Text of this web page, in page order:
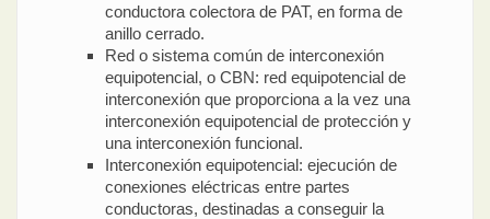
conductora colectora de PAT, en forma de
anillo cerrado.
Red o sistema común de interconexión
equipotencial, o CBN: red equipotencial de
interconexión que proporciona a la vez una
interconexión equipotencial de protección y
una interconexión funcional.
Interconexión equipotencial: ejecución de
conexiones eléctricas entre partes
conductoras, destinadas a conseguir la